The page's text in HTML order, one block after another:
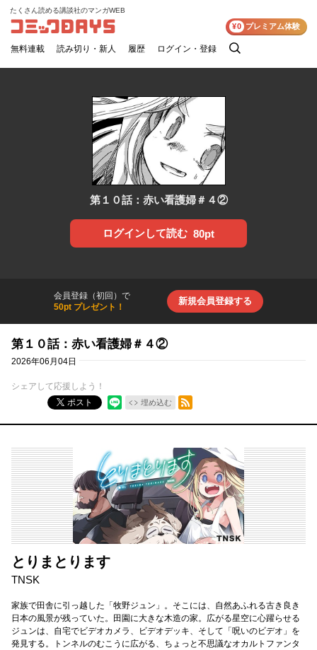
コミックDAYS
たくさん読める講談社のマンガWEB
無料連載 読み切り・新人 履歴 ログイン・登録
検
¥0 プレミアム体験
第１０話：赤い看護婦＃４②
ログインして読む 80pt
会員登録（初回）で
50pt プレゼント！
新規会員登録する
第１０話：赤い看護婦＃４②
2026年06月04日
シェアして応援しよう！
ポスト
埋め込む
RSSフィード
とりまとります
TNSK
家族で田舎に引っ越した「牧野ジュン」。そこには、自然あふれる古き良き
日本の風景が残っていた。田園に大きな木造の家。広がる星空に心躍らせる
ジュンは、自宅でビデオカメラ、ビデオデッキ、そして「呪いのビデオ」を
発見する。トンネルのむこうに広がる、ちょっと不思議なオカルトファンタ